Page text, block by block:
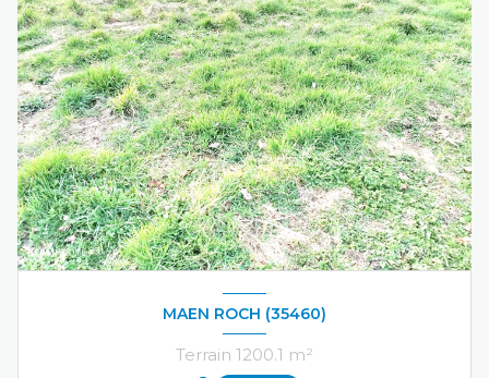
MAEN ROCH (35460)
Terrain 1200.1 m²